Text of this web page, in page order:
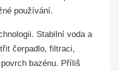
používání.
Stabilní voda a
čerpadlo, filtraci,
bazénu. Příliš